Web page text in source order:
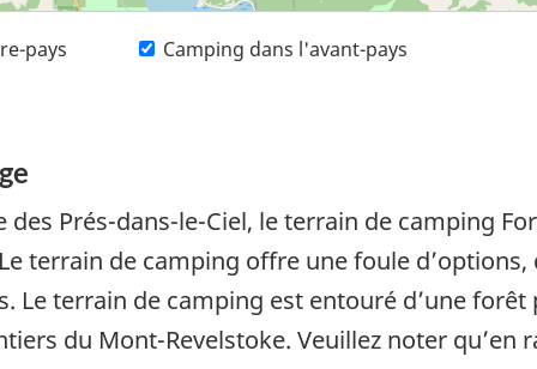
pays Camping dans l'avant-pays
Prés-dans-le-Ciel, le terrain de camping
terrain de camping offre une foule
Le terrain de camping est entouré d’une
du Mont-Revelstoke. Veuillez noter qu’en